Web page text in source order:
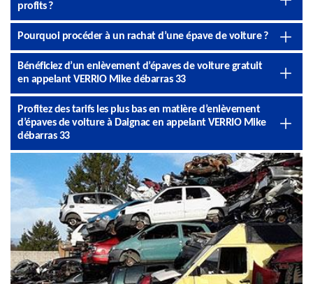
profits ?
Pourquoi procéder à un rachat d’une épave de voiture ?
Bénéficiez d’un enlèvement d’épaves de voiture gratuit
en appelant VERRIO Mike débarras 33
Profitez des tarifs les plus bas en matière d’enlèvement
d’épaves de voiture à Daignac en appelant VERRIO Mike
débarras 33